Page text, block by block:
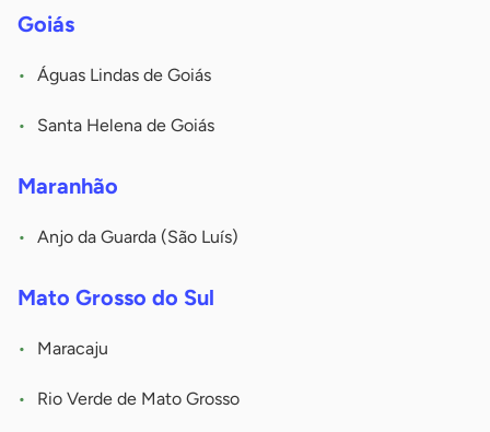
Goiás
Águas Lindas de Goiás
Santa Helena de Goiás
Maranhão
Anjo da Guarda (São Luís)
Mato Grosso do Sul
Maracaju
Rio Verde de Mato Grosso